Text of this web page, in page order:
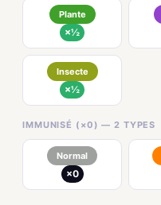
Plante
×½
Insecte
×½
IMMUNISÉ (×0) — 2 TYPES
Normal
×0